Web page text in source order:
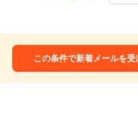
この条件で新着メールを受